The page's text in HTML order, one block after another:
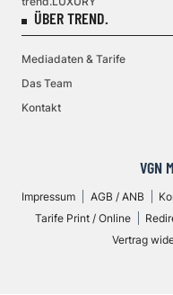
ÜBER TREND.
Mediadaten & Tarife
Das Team
Kontakt
VGN
Impressum AGB / ANB
Tarife Print / Online
Vertrag